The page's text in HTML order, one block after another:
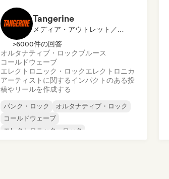
Tangerine
メディア・アウトレット／ジャーナリスト
>6000件の回答
オルタナティブ・ロックブルース
コールドウェーブ
エレクトロニック・ロックエレクトロニカ
アーティストに関するインパクトのある投
稿やリールを作成する
パンク・ロック
オルタナティブ・ロック
コールドウェーブ
エレクトロニック・ロック